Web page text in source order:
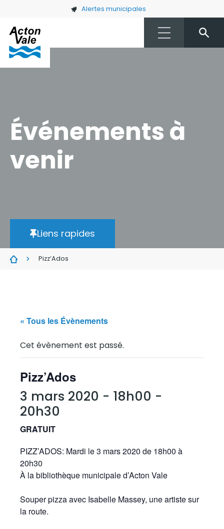
Skip to main content Alertes municipales
Événements à
venir
Liens rapides
Pizz’Ados
« Tous les Évènements
Cet évènement est passé.
Pizz’Ados
3 mars 2020 - 18h00 -
20h30
GRATUIT
PIZZ’ADOS: Mardi le 3 mars 2020 de 18h00 à
20h30
À la bibliothèque municipale d’Acton Vale
Souper pizza avec Isabelle Massey, une artiste sur
la route.